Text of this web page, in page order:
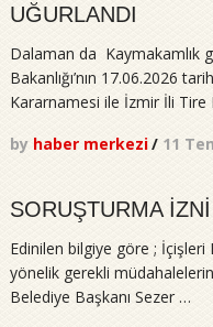
UĞURLANDI
Dalaman da Kaymakamlık
Bakanlığı’nın 17.06.2026
Kararnamesi ile İzmir İli Tire
by haber merkezi/ 11
SORUŞTURMA
Edinilen bilgiye göre ; İçişleri
yönelik gerekli
Belediye Başkanı Sezer …